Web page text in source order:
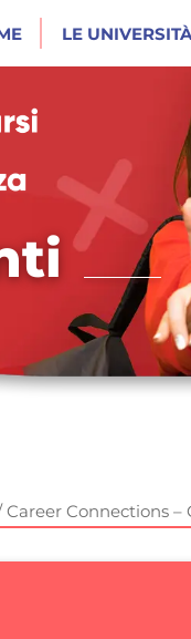
LE UNIVERSITÀ
Career Connections